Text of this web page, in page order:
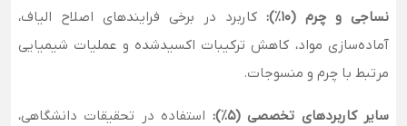
نساجی و چرم (۱۰٪):
کاربرد در برخی فرایندهای اصلاح الیاف،
آماده‌سازی مواد، کاهش ترکیبات اکسیدشده و عملیات شیمیایی
مرتبط با چرم و منسوجات.
سایر کاربردهای تخصصی (۵٪):
استفاده در تحقیقات دانشگاهی،